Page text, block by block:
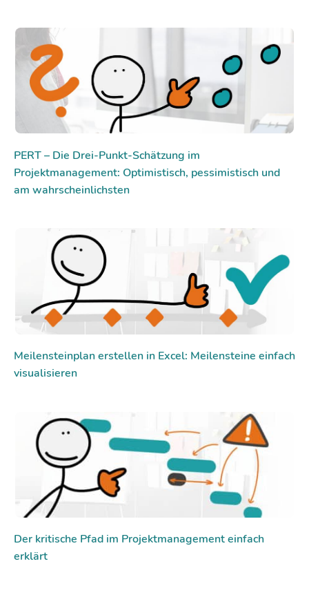
PERT – Die Drei-Punkt-Schätzung im
Projektmanagement: Optimistisch, pessimistisch und
am wahrscheinlichsten
Meilensteinplan erstellen in Excel: Meilensteine einfach
visualisieren
Der kritische Pfad im Projektmanagement einfach
erklärt